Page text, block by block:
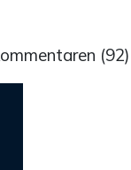
(92)